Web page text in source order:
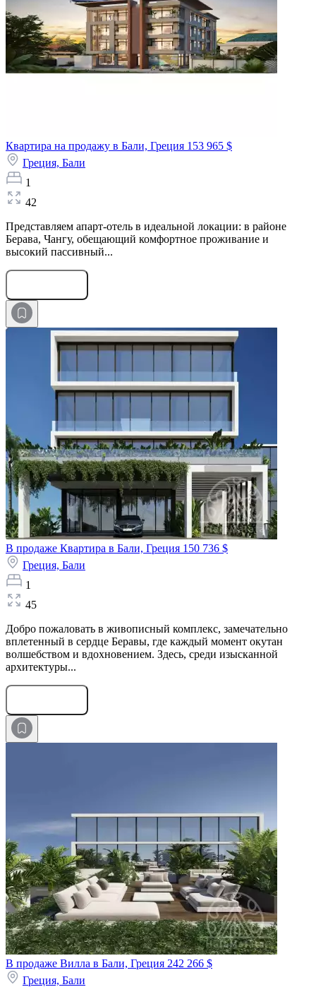
Квартира на продажу в Бали, Греция 153 965 $
Греция, Бали
1
42
Представляем апарт-отель в идеальной локации: в районе
Берава, Чангу, обещающий комфортное проживание и
высокий пассивный...
В продаже Квартира в Бали, Греция 150 736 $
Греция, Бали
1
45
Добро пожаловать в живописный комплекс, замечательно
вплетенный в сердце Беравы, где каждый момент окутан
волшебством и вдохновением. Здесь, среди изысканной
архитектуры...
В продаже Вилла в Бали, Греция 242 266 $
Греция, Бали